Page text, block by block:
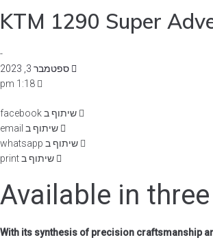
-
ספטמבר 3, 2023
1:18 pm
שיתוף ב facebook
שיתוף ב email
שיתוף ב whatsapp
שיתוף ב print
Available in
With its synthesis of precision craftsmanship